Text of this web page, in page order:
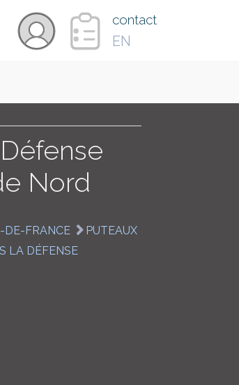
contact
EN
COLLECTIONS
Nord
DE-FRANCE
PUTEAUX
LA DÉFENSE